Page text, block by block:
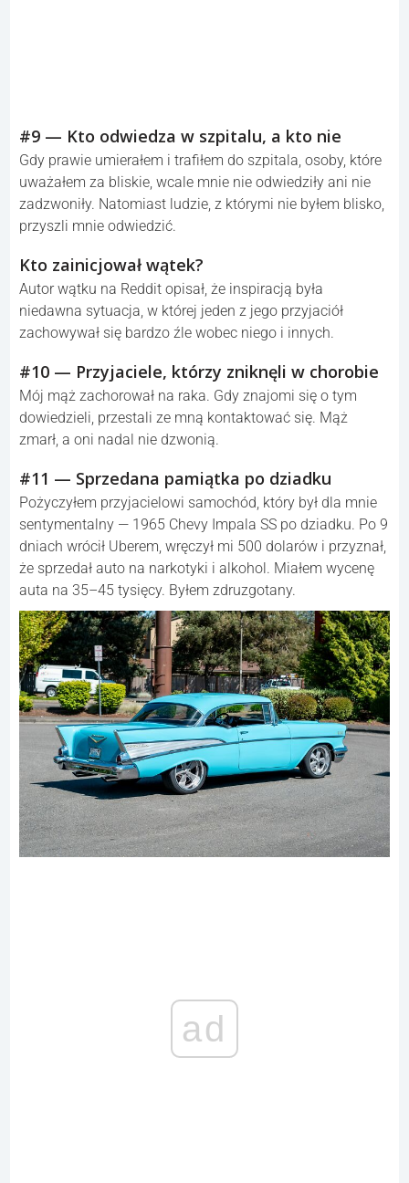
#9 — Kto odwiedza w szpitalu, a kto nie
Gdy prawie umierałem i trafiłem do szpitala, osoby, które
uważałem za bliskie, wcale mnie nie odwiedziły ani nie
zadzwoniły. Natomiast ludzie, z którymi nie byłem blisko,
przyszli mnie odwiedzić.
Kto zainicjował wątek?
Autor wątku na Reddit opisał, że inspiracją była
niedawna sytuacja, w której jeden z jego przyjaciół
zachowywał się bardzo źle wobec niego i innych.
#10 — Przyjaciele, którzy zniknęli w chorobie
Mój mąż zachorował na raka. Gdy znajomi się o tym
dowiedzieli, przestali ze mną kontaktować się. Mąż
zmarł, a oni nadal nie dzwonią.
#11 — Sprzedana pamiątka po dziadku
Pożyczyłem przyjacielowi samochód, który był dla mnie
sentymentalny — 1965 Chevy Impala SS po dziadku. Po 9
dniach wrócił Uberem, wręczył mi 500 dolarów i przyznał,
że sprzedał auto na narkotyki i alkohol. Miałem wycenę
auta na 35–45 tysięcy. Byłem zdruzgotany.
ad